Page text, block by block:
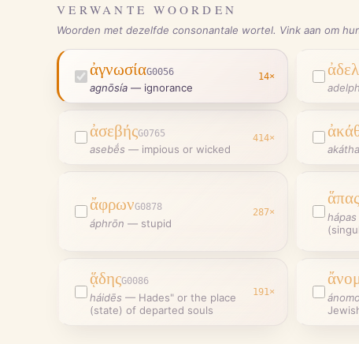
VERWANTE WOORDEN
Woorden met dezelfde consonantale wortel. Vink aan om
ἀγνωσίαG0056
agnōsía — ignorance
14×
ἀσεβήςG0765
asebḗs — impious or wicked
414×
ἄφρωνG0878
áphrōn — stupid
287×
ἅπας
hápas
ᾅδηςG0086
háidēs — Hades" or the place
(state) of departed souls
191×